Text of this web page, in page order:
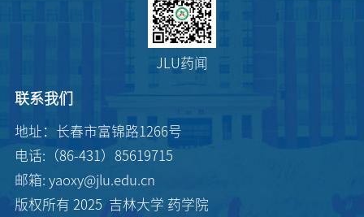
JLU药闻
联系我们
地址：长春市富锦路1266号
电话:（86-431）85619715
邮箱: yaoxy@jlu.edu.cn
版权所有 2025 吉林大学 药学院